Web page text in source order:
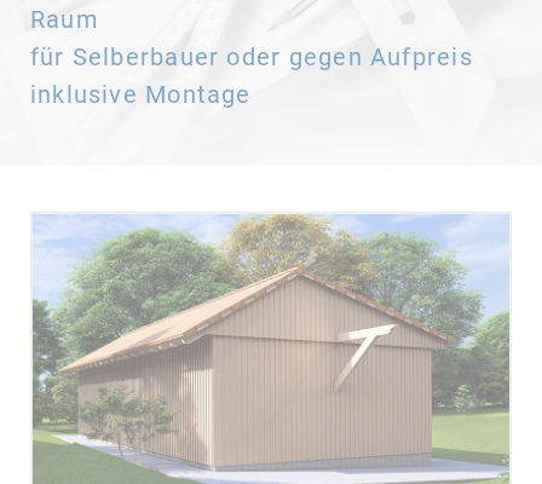
Raum
für Selberbauer oder gegen Aufpreis
inklusive Montage